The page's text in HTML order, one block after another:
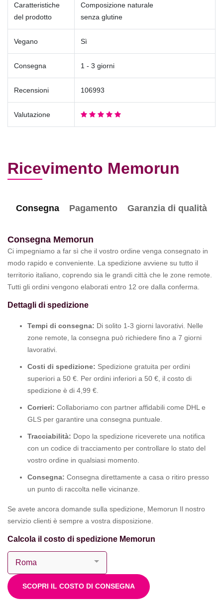
Caratteristiche
del prodotto
Composizione naturale
senza glutine
Vegano Sì
Consegna 1 - 3 giorni
Recensioni 106993
Valutazione
Ricevimento Memorun
Consegna Pagamento Garanzia di qualità
Consegna Memorun
Ci impegniamo a far sì che il vostro ordine venga consegnato in
modo rapido e conveniente. La spedizione avviene su tutto il
territorio italiano, coprendo sia le grandi città che le zone remote.
Tutti gli ordini vengono elaborati entro 12 ore dalla conferma.
Dettagli di spedizione
Tempi di consegna: Di solito 1-3 giorni lavorativi. Nelle
zone remote, la consegna può richiedere fino a 7 giorni
lavorativi.
Costi di spedizione: Spedizione gratuita per ordini
superiori a 50 €. Per ordini inferiori a 50 €, il costo di
spedizione è di 4,99 €.
Corrieri: Collaboriamo con partner affidabili come DHL e
GLS per garantire una consegna puntuale.
Tracciabilità: Dopo la spedizione riceverete una notifica
con un codice di tracciamento per controllare lo stato del
vostro ordine in qualsiasi momento.
Consegna: Consegna direttamente a casa o ritiro presso
un punto di raccolta nelle vicinanze.
Se avete ancora domande sulla spedizione, Memorun Il nostro
servizio clienti è sempre a vostra disposizione.
Calcola il costo di spedizione Memorun
SCOPRI IL COSTO DI CONSEGNA